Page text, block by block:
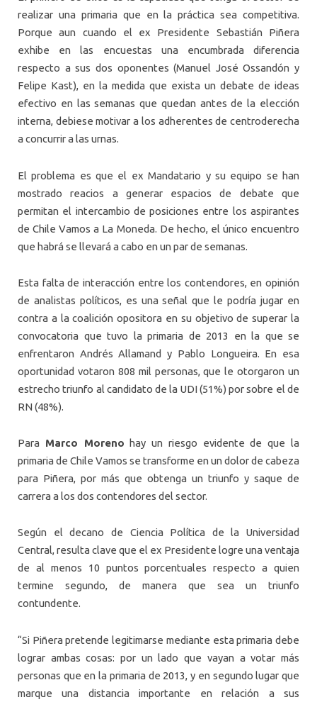
realizar una primaria que en la práctica sea competitiva.
Porque aun cuando el ex Presidente Sebastián Piñera
exhibe en las encuestas una encumbrada diferencia
respecto a sus dos oponentes (Manuel José Ossandón y
Felipe Kast), en la medida que exista un debate de ideas
efectivo en las semanas que quedan antes de la elección
interna, debiese motivar a los adherentes de centroderecha
a concurrir a las urnas.
El problema es que el ex Mandatario y su equipo se han
mostrado reacios a generar espacios de debate que
permitan el intercambio de posiciones entre los aspirantes
de Chile Vamos a La Moneda. De hecho, el único encuentro
que habrá se llevará a cabo en un par de semanas.
Esta falta de interacción entre los contendores, en opinión
de analistas políticos, es una señal que le podría jugar en
contra a la coalición opositora en su objetivo de superar la
convocatoria que tuvo la primaria de 2013 en la que se
enfrentaron Andrés Allamand y Pablo Longueira. En esa
oportunidad votaron 808 mil personas, que le otorgaron un
estrecho triunfo al candidato de la UDI (51%) por sobre el de
RN (48%).
Para Marco Moreno hay un riesgo evidente de que la
primaria de Chile Vamos se transforme en un dolor de cabeza
para Piñera, por más que obtenga un triunfo y saque de
carrera a los dos contendores del sector.
Según el decano de Ciencia Política de la Universidad
Central, resulta clave que el ex Presidente logre una ventaja
de al menos 10 puntos porcentuales respecto a quien
termine segundo, de manera que sea un triunfo
contundente.
“Si Piñera pretende legitimarse mediante esta primaria debe
lograr ambas cosas: por un lado que vayan a votar más
personas que en la primaria de 2013, y en segundo lugar que
marque una distancia importante en relación a sus